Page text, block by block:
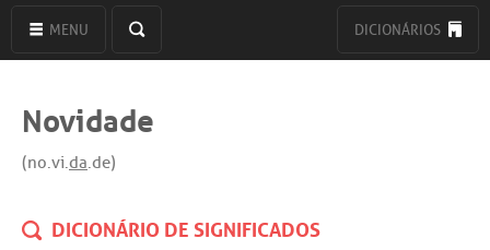
MENU DICIONÁRIOS
Novidade
(no.vi.da.de)
DICIONÁRIO DE SIGNIFICADOS